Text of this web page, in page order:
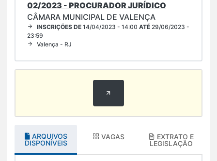
02/2023 - PROCURADOR JURÍDICO
CÂMARA MUNICIPAL DE VALENÇA
INSCRIÇÕES DE 14/04/2023 - 14:00 ATÉ 29/06/2023 -
23:59
Valença - RJ
ARQUIVOS
DISPONÍVEIS
VAGAS
EXTRATO E
LEGISLAÇÃO